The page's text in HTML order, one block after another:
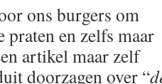
ons burgers om
praten en zelfs maar
artikel maar zelf
doorzagen over “